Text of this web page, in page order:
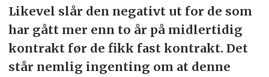
Likevel slår den negativt ut for de som
har gått mer enn to år på midlertidig
kontrakt før de fikk fast kontrakt. Det
står nemlig ingenting om at denne